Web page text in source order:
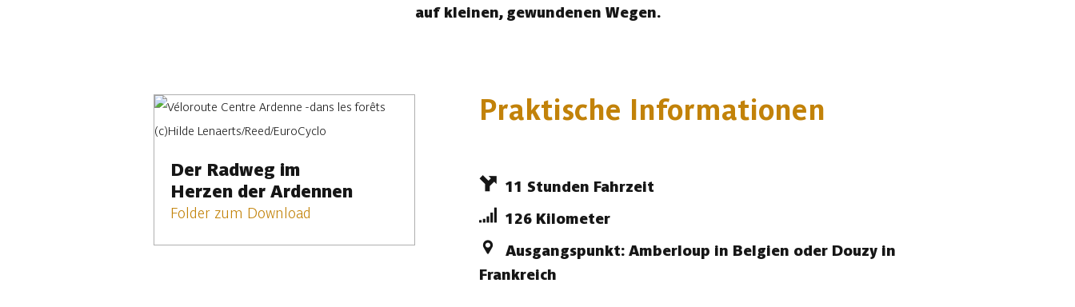
auf kleinen, gewundenen Wegen.
Der Radweg im
Herzen der Ardennen
Folder zum Download
Praktische Informationen
11 Stunden Fahrzeit
126 Kilometer
Ausgangspunkt: Amberloup in Belgien oder Douzy in
Frankreich